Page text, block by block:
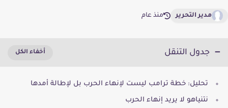
مدير التحرير منذ عام
جدول التنقل
تحليل: خطة ترامب ليست لإنهاء الحرب بل لإطالة أمدها
نتنياهو لا يريد إنهاء الحرب